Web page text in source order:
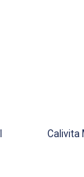
Calivita